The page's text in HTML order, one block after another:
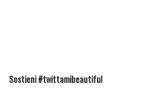
Sostieni #twittamibeautiful